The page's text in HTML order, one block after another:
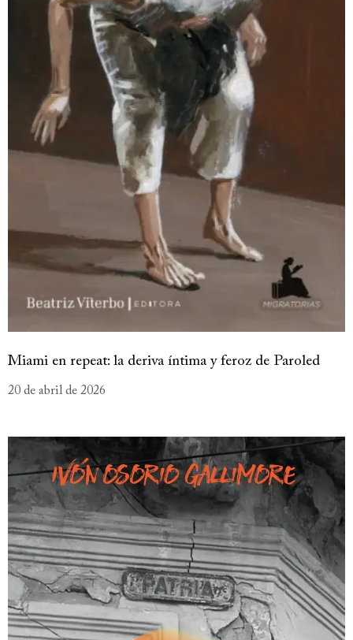
Miami en repeat: la deriva íntima y feroz de Paroled
20 de abril de 2026